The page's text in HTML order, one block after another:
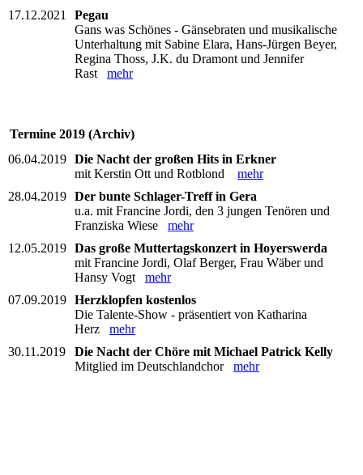
17.12.2021
Pegau
Gans was Schönes - Gänsebraten und musikalische
Unterhaltung mit Sabine Elara, Hans-Jürgen Beyer,
Regina Thoss, J.K. du Dramont und Jennifer
Rast mehr
Termine 2019 (Archiv)
06.04.2019 Die Nacht der großen Hits in Erkner
mit Kerstin Ott und Rotblond mehr
28.04.2019 Der bunte Schlager-Treff in Gera
u.a. mit Francine Jordi, den 3 jungen Tenören und
Franziska Wiese mehr
12.05.2019 Das große Muttertagskonzert in Hoyerswerda
mit Francine Jordi, Olaf Berger, Frau Wäber und
Hansy Vogt mehr
07.09.2019 Herzklopfen kostenlos
Die Talente-Show - präsentiert von Katharina
Herz mehr
30.11.2019
Die Nacht der Chöre mit Michael Patrick Kelly
Mitglied im Deutschlandchor mehr